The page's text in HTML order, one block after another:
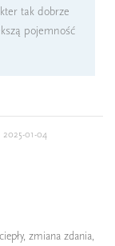
tak dobrze
pojemność
2025-01-04
zmiana zdania,